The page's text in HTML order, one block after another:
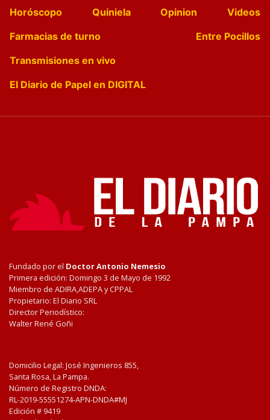
Horóscopo
Quiniela Opinion
Videos
Farmacias de turno
Entre Pocillos
Transmisiones en vivo
El Diario de Papel en DIGITAL
Fundado por el Doctor Antonio Nemesio
Primera edición: Domingo 3 de Mayo de 1992
Miembro de ADIRA,ADEPA y CPPAL
Propietario: El Diario SRL
Director Periodístico:
Walter René Goñi
Domicilio Legal: José Ingenieros 855,
Santa Rosa, La Pampa.
Número de Registro DNDA:
RL-2019-55551274-APN-DNDA#MJ
Edición # 9419